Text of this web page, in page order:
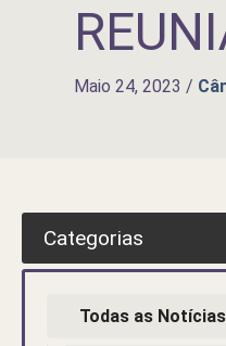
Maio 24, 2023 /
Categorias
Todas as Notícias